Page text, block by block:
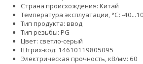
Страна происхождения: Китай
Температура эксплуатации, °С: -
Тип продукта: ввод
Тип резьбы: PG
Цвет: светло-серый
Штрих-код: 14610119805095
Электрическая прочность, кВ/мм: 60